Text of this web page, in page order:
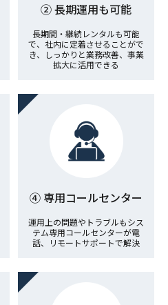
② 長期運用も可能
長期間・継続レンタルも可能
で、社内に定着させることがで
き、しっかりと業務改善、事業
拡大に活用できる
④ 専用コールセンター
運用上の問題やトラブルもシス
テム専用コールセンターが電
話、リモートサポートで解決